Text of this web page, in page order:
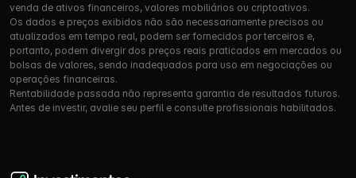
venda de ativos financeiros, valores mobiliários ou criptoativos.
Os dados e preços exibidos não são necessariamente precisos ou
atualizados em tempo real, podem ser fornecidos por terceiros e,
portanto, podem divergir dos preços reais praticados em mercados ou
bolsas de valores, sendo inadequados para uso em negociações ou
operações financeiras.
Rentabilidade passada não representa garantia de resultados futuros.
Antes de investir, avalie seu perfil e consulte profissionais habilitados.